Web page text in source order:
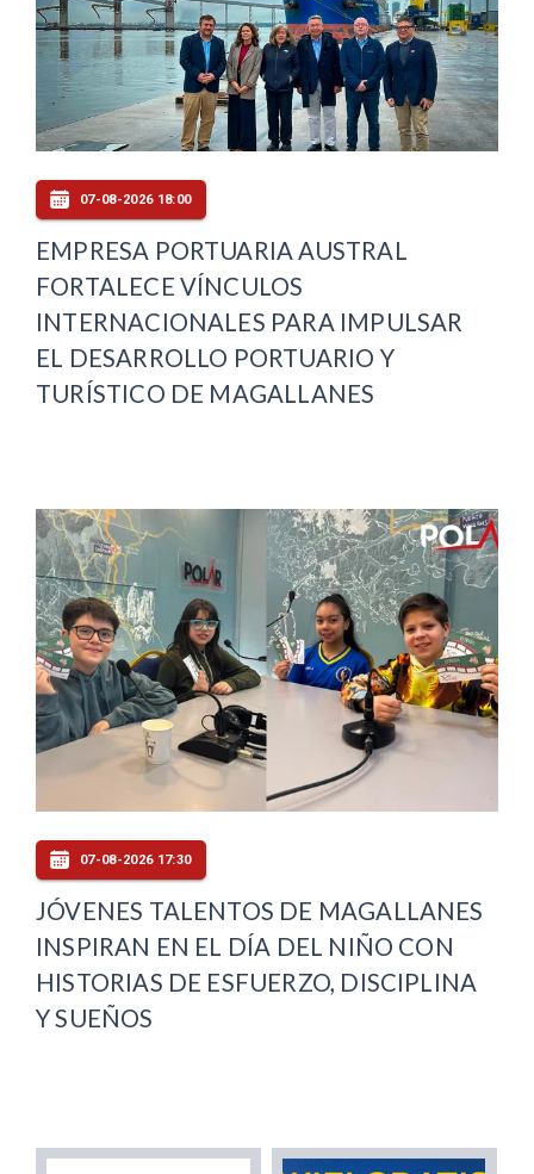
07-08-2026 18:00
EMPRESA PORTUARIA AUSTRAL
FORTALECE VÍNCULOS
INTERNACIONALES PARA IMPULSAR
EL DESARROLLO PORTUARIO Y
TURÍSTICO DE MAGALLANES
07-08-2026 17:30
JÓVENES TALENTOS DE MAGALLANES
INSPIRAN EN EL DÍA DEL NIÑO CON
HISTORIAS DE ESFUERZO, DISCIPLINA
Y SUEÑOS